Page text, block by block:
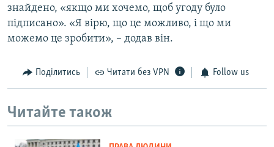
знайдено, «якщо ми хочемо, щоб угоду було
підписано». «Я вірю, що це можливо, і що ми
можемо це зробити», – додав він.
Поділитись Читати без VPN Follow us
Читайте також